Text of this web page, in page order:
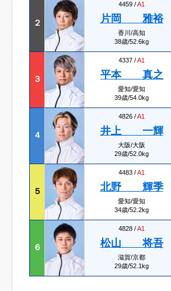
２
4459 /A1
片岡 雅裕
香川/高知
38歳/52.6kg
３
4337 /A1
平本 真之
愛知/愛知
39歳/54.0kg
４
4826 /A1
井上 一輝
大阪/大阪
29歳/52.0kg
５
4483 /A1
北野 輝季
愛知/愛知
34歳/52.2kg
６
4828 /A1
松山 将吾
滋賀/京都
29歳/52.1kg